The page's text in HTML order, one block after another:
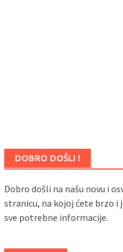
DOBRO DOŠLI !
Dobro došli na našu novu i
stranicu, na kojoj ćete brzo i
sve potrebne informacije.